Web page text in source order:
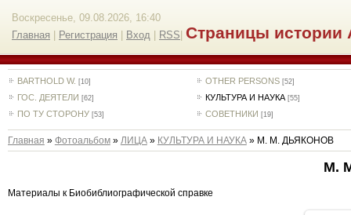
Воскресенье, 09.08.2026, 16:40
Главная
Регистрация Вход RSS Страницы истории
BARTHOLD W. [10] OTHER PERSONS [52]
ГОС. ДЕЯТЕЛИ [62] КУЛЬТУРА И НАУКА [55]
ПО ТУ СТОРОНУ [53] СОВЕТНИКИ [19]
Главная » Фотоальбом» ЛИЦА» КУЛЬТУРА И НАУКА» М. М. ДЬЯКОНОВ
М.
Материалы к Биобиблиографической справке